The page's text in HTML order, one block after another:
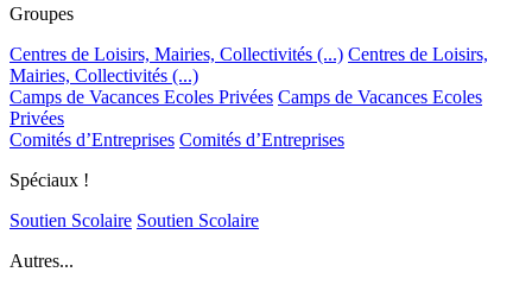
Groupes
Centres de Loisirs, Mairies, Collectivités (...) Centres de Loisirs,
Mairies, Collectivités (...)
Camps de Vacances Ecoles Privées Camps de Vacances Ecoles
Privées
Comités d’Entreprises Comités d’Entreprises
Spéciaux !
Soutien Scolaire Soutien Scolaire
Autres...